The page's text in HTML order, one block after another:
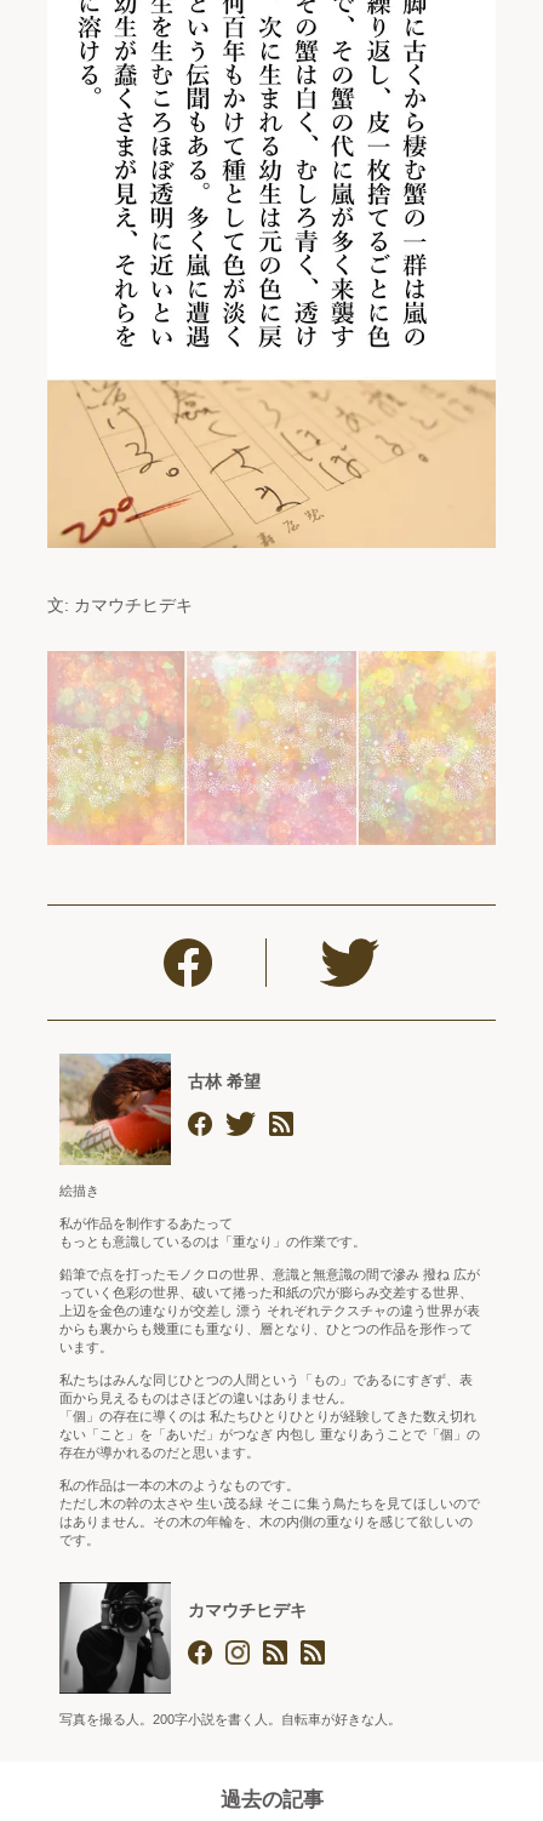
文: カマウチヒデキ
古林 希望
絵描き
私が作品を制作するあたって
もっとも意識しているのは「重なり」の作業です。
鉛筆で点を打ったモノクロの世界、意識と無意識の間で滲み 撥ね 広が
っていく色彩の世界、破いて捲った和紙の穴が膨らみ交差する世界、
上辺を金色の連なりが交差し 漂う それぞれテクスチャの違う世界が表
からも裏からも幾重にも重なり、層となり、ひとつの作品を形作って
います。
私たちはみんな同じひとつの人間という「もの」であるにすぎず、表
面から見えるものはさほどの違いはありません。
「個」の存在に導くのは 私たちひとりひとりが経験してきた数え切れ
ない「こと」を「あいだ」がつなぎ 内包し 重なりあうことで「個」の
存在が導かれるのだと思います。
私の作品は一本の木のようなものです。
ただし木の幹の太さや 生い茂る緑 そこに集う鳥たちを見てほしいので
はありません。その木の年輪を、木の内側の重なりを感じて欲しいの
です。
カマウチヒデキ
写真を撮る人。200字小説を書く人。自転車が好きな人。
過去の記事